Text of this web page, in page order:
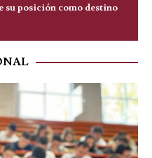
su posición como destino